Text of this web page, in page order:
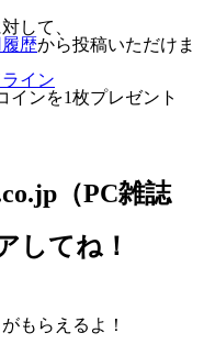
して、
歴から投稿いただけま
イン
インを1枚プレゼント
（PC雑誌
してね！
がもらえるよ！